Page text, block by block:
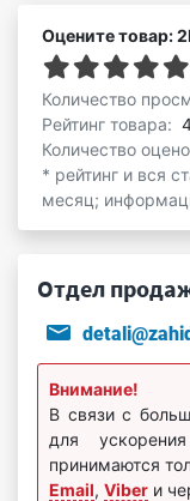
Оцените товар:
Количество
Рейтинг товара:
Количество
* рейтинг и вся
месяц;
Отдел
Внимание!
В связи с
для
принимаются
Email, Viber и